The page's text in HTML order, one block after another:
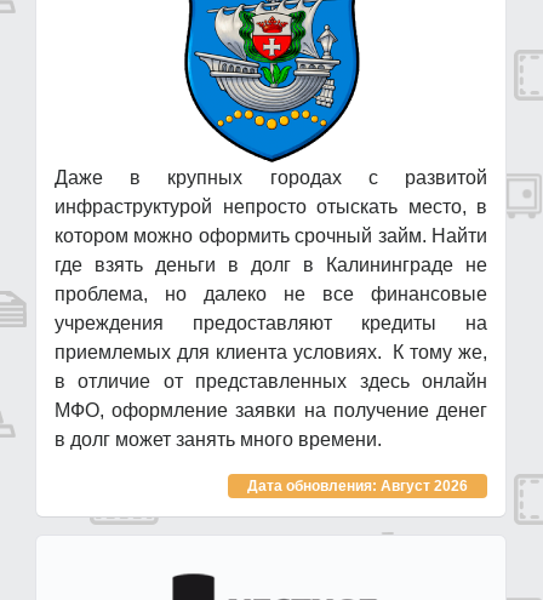
Даже в крупных городах с развитой
инфраструктурой непросто отыскать место, в
котором можно оформить срочный займ. Найти
где взять деньги в долг в Калининграде не
проблема, но далеко не все финансовые
учреждения предоставляют кредиты на
приемлемых для клиента условиях. К тому же,
в отличие от представленных здесь онлайн
МФО, оформление заявки на получение денег
в долг может занять много времени.
Дата обновления: Август 2026